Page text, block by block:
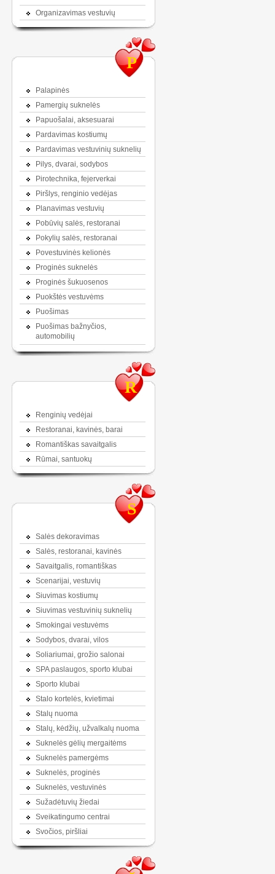
Organizavimas vestuvių
P
Palapinės
Pamergių suknelės
Papuošalai, aksesuarai
Pardavimas kostiumų
Pardavimas vestuvinių suknelių
Pilys, dvarai, sodybos
Pirotechnika, fejerverkai
Piršlys, renginio vedėjas
Planavimas vestuvių
Pobūvių salės, restoranai
Pokylių salės, restoranai
Povestuvinės kelionės
Proginės suknelės
Proginės šukuosenos
Puokštės vestuvėms
Puošimas
Puošimas bažnyčios,
automobilių
R
Renginių vedėjai
Restoranai, kavinės, barai
Romantiškas savaitgalis
Rūmai, santuokų
S
Salės dekoravimas
Salės, restoranai, kavinės
Savaitgalis, romantiškas
Scenarijai, vestuvių
Siuvimas kostiumų
Siuvimas vestuvinių suknelių
Smokingai vestuvėms
Sodybos, dvarai, vilos
Soliariumai, grožio salonai
SPA paslaugos, sporto klubai
Sporto klubai
Stalo kortelės, kvietimai
Stalų nuoma
Stalų, kėdžių, užvalkalų nuoma
Suknelės gėlių mergaitėms
Suknelės pamergėms
Suknelės, proginės
Suknelės, vestuvinės
Sužadėtuvių žiedai
Sveikatingumo centrai
Svočios, piršliai